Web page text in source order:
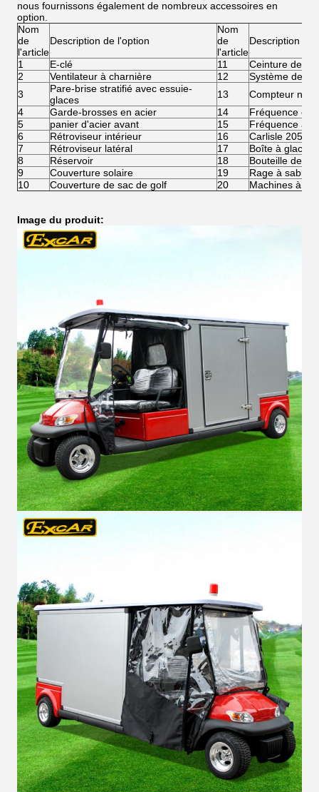
nous fournissons également de nombreux accessoires en
option.
Nom
de
l'article
Description de l'option
Nom
de
l'article
Description de
1 E-clé 11
Ceinture de
2
Ventilateur à charnière 12
Système de
3
Pare-brise stratifié avec essuie-
glaces
13
Compteur
4
Garde-brosses en acier 14
Fréquence
5
panier d'acier avant 15
Fréquence à
6
Rétroviseur intérieur 16
Carlisle 205/
7
Rétroviseur latéral 17
Boîte à glace
8
Réservoir 18
Bouteille de
9
Couverture solaire 19
Rage à sable
10
Couverture de sac de golf 20 Machines à
Image du produit: